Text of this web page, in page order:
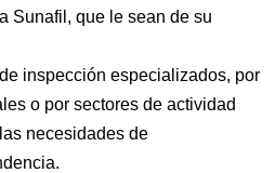
Sunafil, que le sean de su
inspección especializados, por
o por sectores de actividad
necesidades de